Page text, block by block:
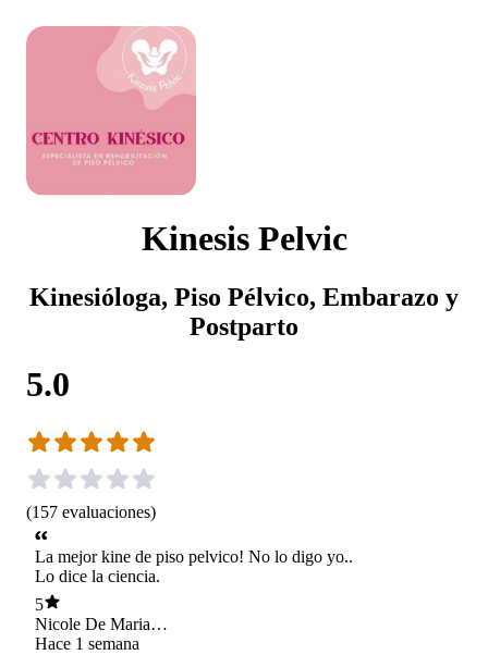
Kinesis Pelvic
Kinesióloga, Piso Pélvico, Embarazo y
Postparto
5.0
(157 evaluaciones)
La mejor kine de piso pelvico! No lo digo yo..
Lo dice la ciencia.
5
Nicole De Maria
Sandoval
Hace 1 semana